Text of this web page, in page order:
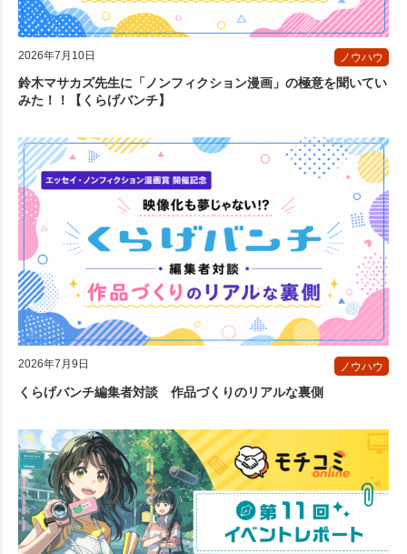
2026年7月10日 ノウハウ
鈴木マサカズ先生に「ノンフィクション漫画」の極意を聞いてい
みた！！【くらげバンチ】
2026年7月9日 ノウハウ
くらげバンチ編集者対談 作品づくりのリアルな裏側